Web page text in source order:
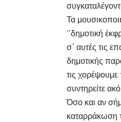
Τα
‘’δημοτική
σ΄ αυτές τις
δημοτικής
τις
συντηρείτε
Όσο και αν
καταρράκωση